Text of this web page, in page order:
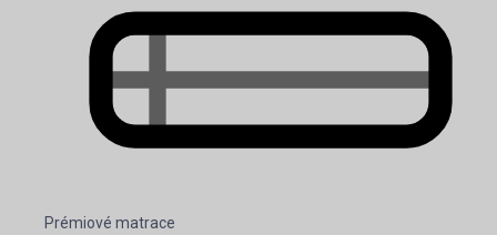
Prémiové matrace